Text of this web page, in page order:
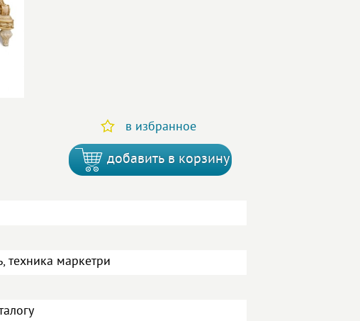
в избранное
добавить в корзину
техника маркетри